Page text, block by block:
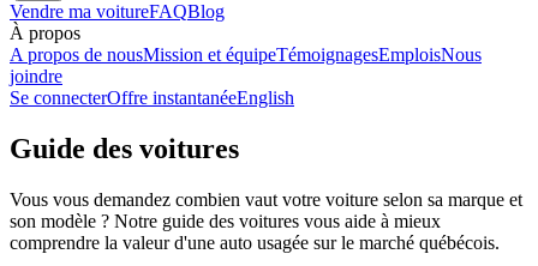
Vendre ma voitureFAQBlog
À propos
A propos de nousMission et équipeTémoignagesEmploisNous
joindre
Se connecterOffre instantanéeEnglish
Guide des voitures
Vous vous demandez combien vaut votre voiture selon sa marque et
son modèle ? Notre guide des voitures vous aide à mieux
comprendre la valeur d'une auto usagée sur le marché québécois.